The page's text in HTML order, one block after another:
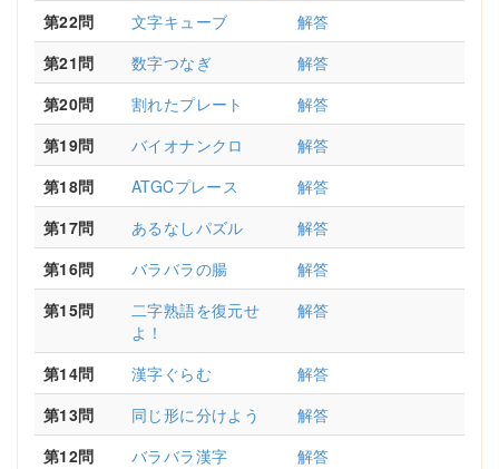
第22問
文字キューブ
解答
第21問
数字つなぎ
解答
第20問
割れたプレート
解答
第19問
バイオナンクロ
解答
第18問
ATGCプレース
解答
第17問
あるなしパズル
解答
第16問
バラバラの腸
解答
第15問
二字熟語を復元せ
よ！
解答
第14問 漢字ぐらむ
解答
第13問
同じ形に分けよう
解答
第12問
バラバラ漢字
解答